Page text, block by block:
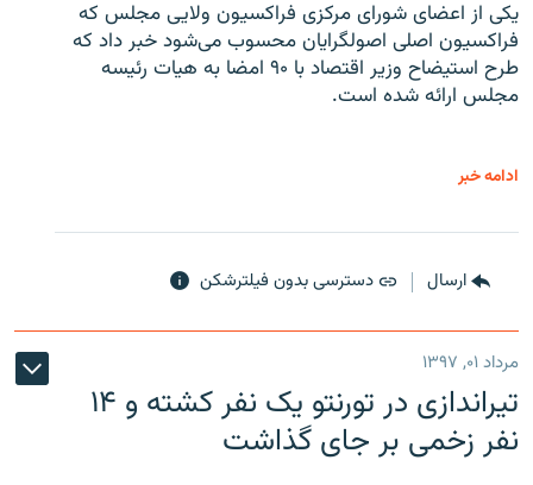
یکی از اعضای شورای مرکزی فراکسیون ولایی مجلس که
فراکسیون اصلی اصولگرایان محسوب می‌شود خبر داد که
طرح استیضاح وزیر اقتصاد با ۹۰ امضا به هیات رئیسه
مجلس ارائه شده است.
ادامه خبر
ارسال دسترسی بدون فیلترشکن
مرداد ۰۱, ۱۳۹۷
تیراندازی در تورنتو یک نفر کشته و ۱۴
نفر زخمی بر جای گذاشت